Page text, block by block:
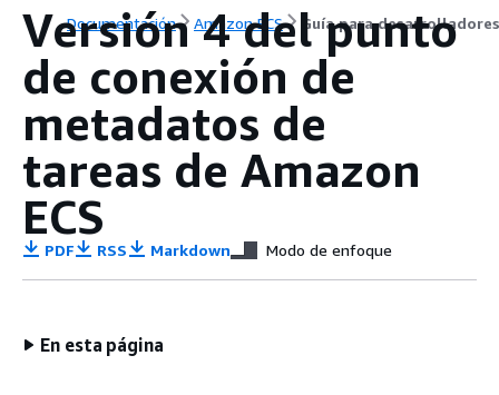
Documentación Amazon ECS Guía para desarrolladores
Versión 4 del punto
de conexión de
metadatos de
tareas de Amazon
ECS
PDF RSS Markdown Modo de enfoque
En esta página